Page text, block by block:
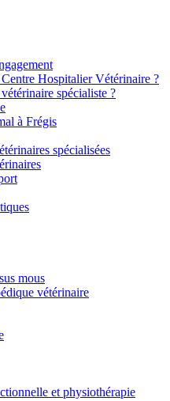
Centre Hospitalier Vétérinaire ?
spécialiste ?
à Frégis
spécialisées
mous
vétérinaire
et physiothérapie